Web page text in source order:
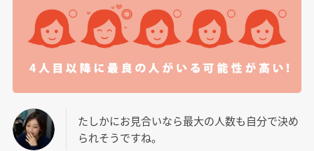
たしかにお見合いなら最大の人数も自分で決め
られそうですね。